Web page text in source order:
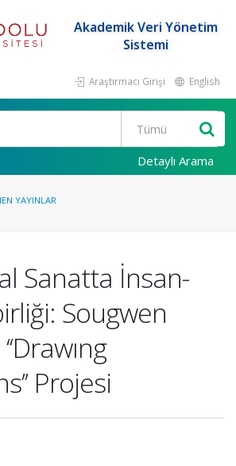
Akademik Veri Yönetim
Sistemi
Araştırmacı Girişi English
Detaylı Arama
YAYINLAR
Sanatta İnsan-
Sougwen
Projesi